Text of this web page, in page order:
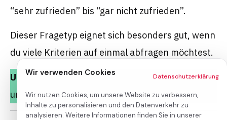
“sehr zufrieden” bis “gar nicht zufrieden”.
Dieser Fragetyp eignet sich besonders gut, wenn
du viele Kriterien auf einmal abfragen möchtest.
Unsere Empfehlung:Nutze den Fragetyp Matrix,
um eine Likert-Skala zu erstellen.
Wir verwenden Cookies Datenschutzerklärung
Wir nutzen Cookies, um unsere Website zu verbessern,
Inhalte zu personalisieren und den Datenverkehr zu
analysieren. Weitere Informationen finden Sie in unserer